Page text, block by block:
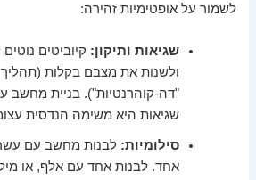
לשמור על אופטימיות זהירה:
שגיאות ותיקון: קיוביטים
ולשנות את מצבם בקלות
"דה-קוהרנטיות"). בניית מחשב
שגיאות היא משימה הנדסית
סילומיות: לבנות מחשב עם
אחד. לבנות אחד עם אלף, או